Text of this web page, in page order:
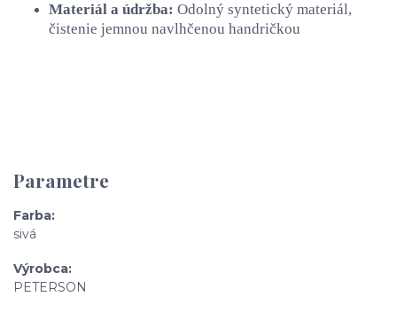
Materiál a údržba: Odolný syntetický materiál,
čistenie jemnou navlhčenou handričkou
Parametre
Farba
sivá
Výrobca
PETERSON